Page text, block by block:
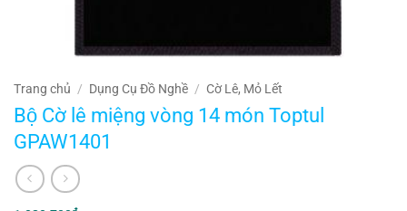
Trang chủ / Dụng Cụ Đồ Nghề / Cờ Lê, Mỏ Lết
Bộ Cờ lê miệng vòng 14 món Toptul
GPAW1401